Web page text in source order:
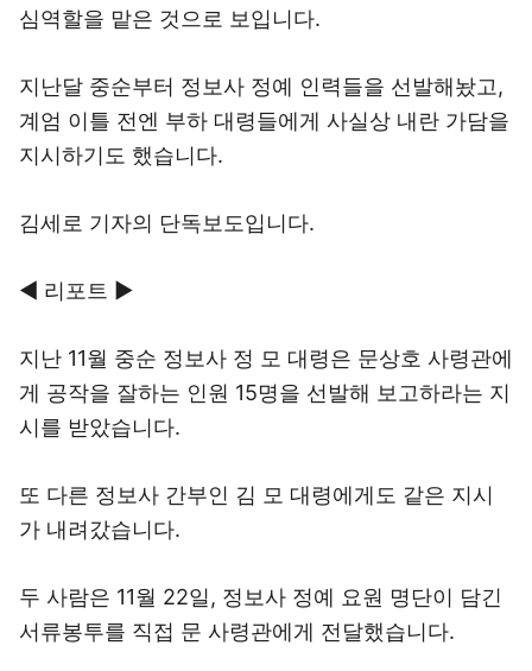
심역할을 맡은 것으로 보입니다.
지난달 중순부터 정보사 정예 인력들을 선발해놨고,
계엄 이틀 전엔 부하 대령들에게 사실상 내란 가담을
지시하기도 했습니다.
김세로 기자의 단독보도입니다.
◀ 리포트 ▶
지난 11월 중순 정보사 정 모 대령은 문상호 사령관에
게 공작을 잘하는 인원 15명을 선발해 보고하라는 지
시를 받았습니다.
또 다른 정보사 간부인 김 모 대령에게도 같은 지시
가 내려갔습니다.
두 사람은 11월 22일, 정보사 정예 요원 명단이 담긴
서류봉투를 직접 문 사령관에게 전달했습니다.